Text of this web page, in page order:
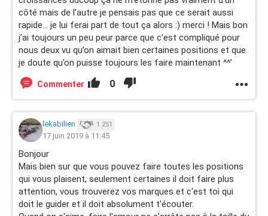
côté mais de l’autre je pensais pas que ce serait aussi
rapide... je lui ferai part de tout ça alors :) merci ! Mais bon
j’ai toujours un peu peur parce que c’est compliqué pour
nous deux vu qu’on aimait bien certaines positions et que
je doute qu’on puisse toujours les faire maintenant ^^’
Commenter 0
lekabilien 1 251
17 juin 2019 à 11:45
Bonjour
Mais bien sur que vous pouvez faire toutes les positions
qui vous plaisent, seulement certaines il doit faire plus
attention, vous trouverez vos marques et c'est toi qui
doit le guider et il doit absolument t'écouter.